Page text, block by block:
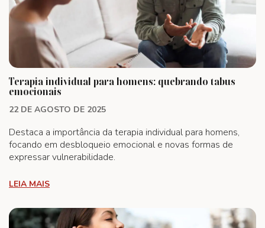
Terapia individual para homens: quebrando tabus
emocionais
22 DE AGOSTO DE 2025
Destaca a importância da terapia individual para homens,
focando em desbloqueio emocional e novas formas de
expressar vulnerabilidade.
LEIA MAIS